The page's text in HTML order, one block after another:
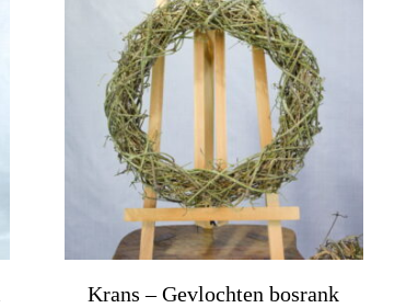
Krans – Gevlochten bosrank